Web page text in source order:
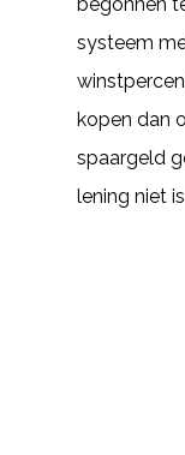
systeem
kopen dan
spaargeld
lening niet